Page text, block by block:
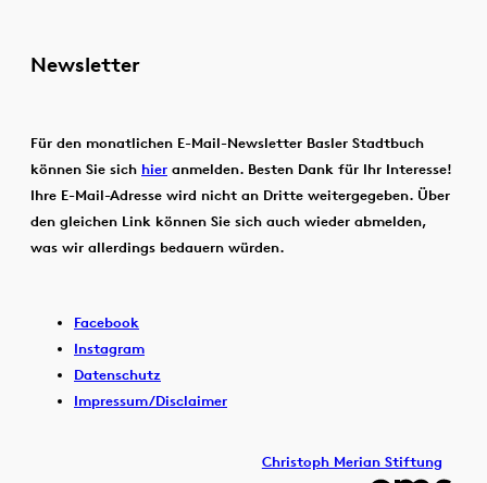
Newsletter
Für den monatlichen E-Mail-Newsletter Basler Stadtbuch
können Sie sich hier anmelden. Besten Dank für Ihr Interesse!
Ihre E-Mail-Adresse wird nicht an Dritte weitergegeben. Über
den gleichen Link können Sie sich auch wieder abmelden,
was wir allerdings bedauern würden.
Facebook
Instagram
Datenschutz
Impressum/Disclaimer
Christoph Merian Stiftung